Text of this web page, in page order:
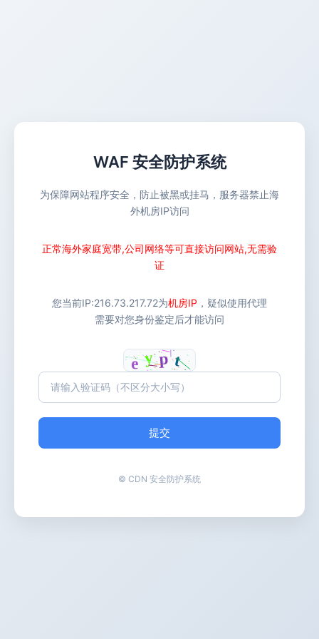
WAF 安全防护系统
为保障网站程序安全，防止被黑或挂马，服务器禁止海
外机房IP访问
正常海外家庭宽带,公司网络等可直接访问网站,无需验
证
您当前IP:216.73.217.72为机房IP ，疑似使用代理
需要对您身份鉴定后才能访问
提交
© CDN 安全防护系统